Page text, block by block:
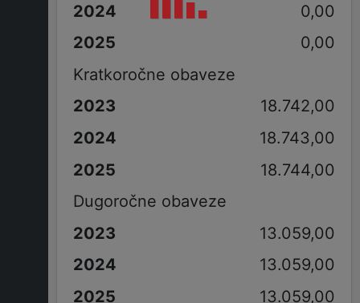
0,00
0,00
Kratkoročne obaveze
18.742,00
18.743,00
18.744,00
Dugoročne obaveze
13.059,00
13.059,00
13.059,00